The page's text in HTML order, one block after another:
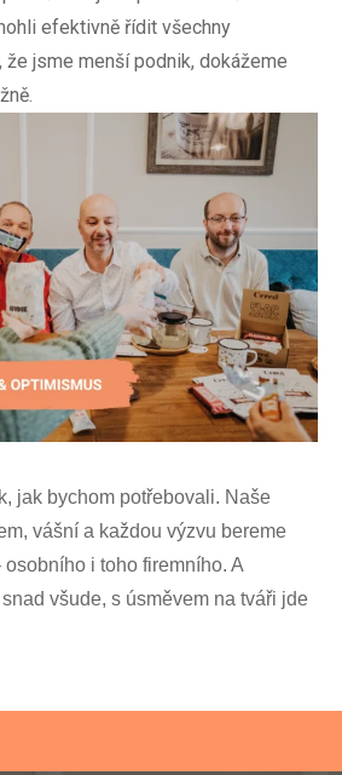
efektivně řídit všechny
že jsme menší podnik, dokážeme
jak bychom potřebovali. Naše
vášní a každou výzvu bereme
i toho firemního. A
všude, s úsměvem na tváři jde